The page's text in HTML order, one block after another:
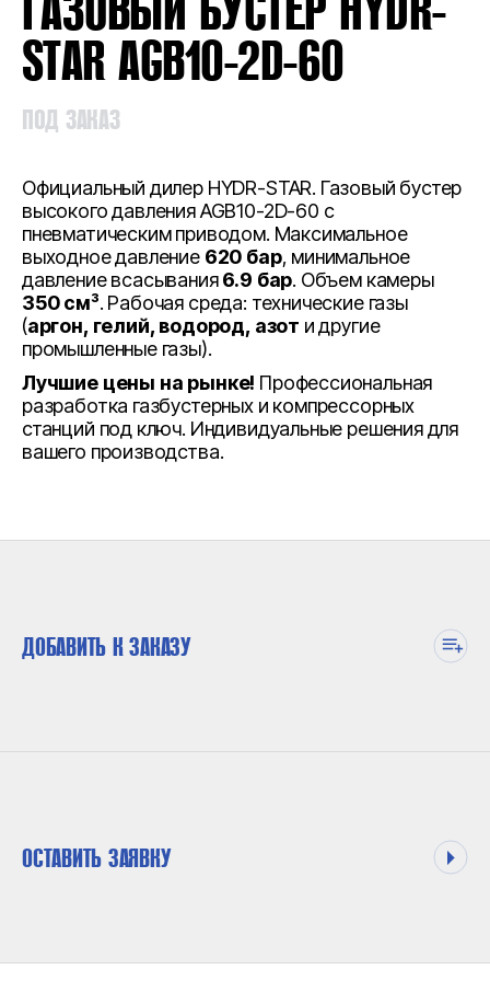
STAR AGB10-2D-60
ПОД ЗАКАЗ
Официальный дилер HYDR-STAR. Газовый бустер
высокого давления AGB10-2D-60 с
пневматическим приводом. Максимальное
выходное давление 620 бар, минимальное
давление всасывания6.9 бар. Объем камеры
350 см³. Рабочая среда: технические газы
(аргон, гелий, водород, азот и другие
промышленные газы).
Лучшие цены на рынке! Профессиональная
разработка газбустерных и компрессорных
станций под ключ. Индивидуальные решения для
вашего производства.
ДОБАВИТЬ К ЗАКАЗУ
ОСТАВИТЬ ЗАЯВКУ